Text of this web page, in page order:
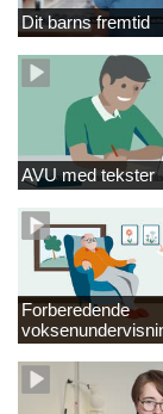
Dit barns fremtid
AVU med tekster
Forberedende